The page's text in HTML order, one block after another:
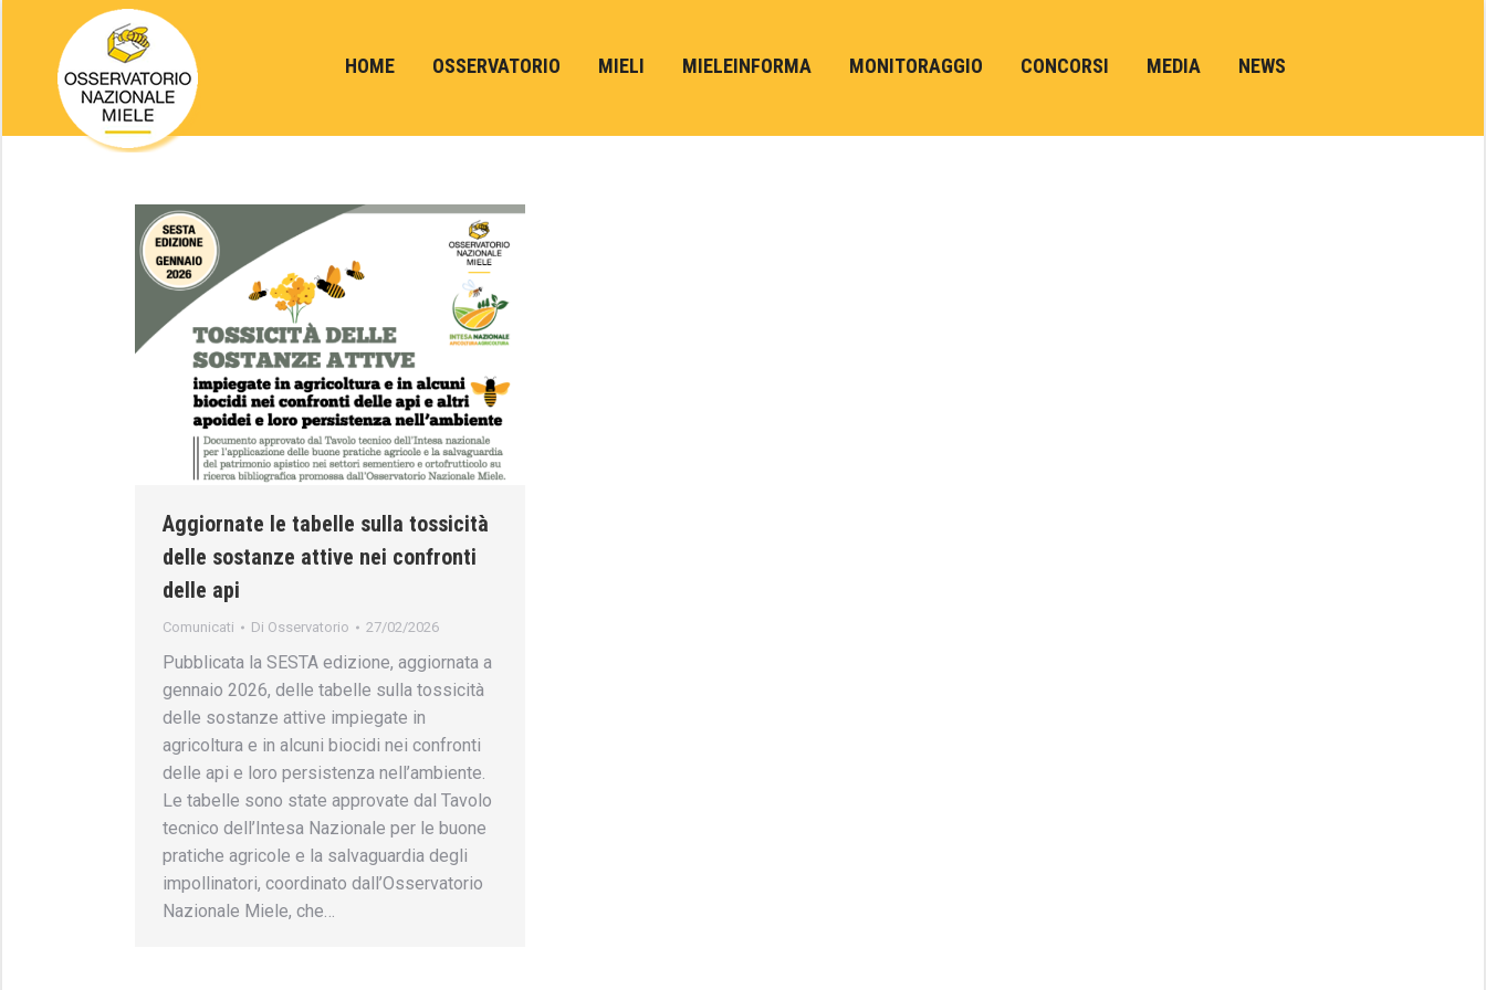
HOME OSSERVATORIO MIELI MIELEINFORMA MONITORAGGIO CONCORSI MEDIA NEWS
Aggiornate le tabelle sulla tossicità
delle sostanze attive nei confronti
delle api
Comunicati Di Osservatorio 27/02/2026
Pubblicata la SESTA edizione, aggiornata a
gennaio 2026, delle tabelle sulla tossicità
delle sostanze attive impiegate in
agricoltura e in alcuni biocidi nei confronti
delle api e loro persistenza nell’ambiente.
Le tabelle sono state approvate dal Tavolo
tecnico dell’Intesa Nazionale per le buone
pratiche agricole e la salvaguardia degli
impollinatori, coordinato dall’Osservatorio
Nazionale Miele, che…